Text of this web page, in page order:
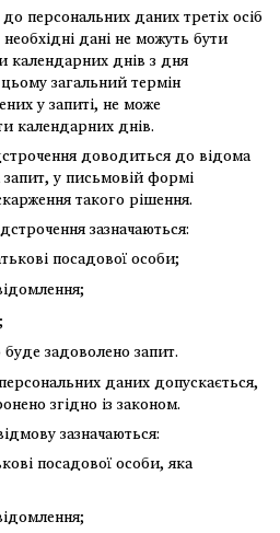
персональних даних третіх осіб
дані не можуть бути
календарних днів з дня
загальний термін
у запиті, не може
календарних днів.
доводиться до відома
у письмовій формі
такого рішення.
зазначаються:
посадової особи;
задоволено запит.
даних допускається,
згідно із законом.
зазначаються:
посадової особи, яка